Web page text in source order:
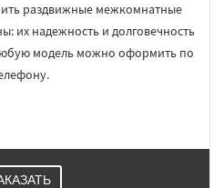
раздвижные межкомнатные
их надежность и долговечность
модель можно оформить по